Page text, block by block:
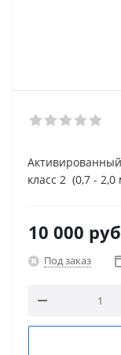
класс 2 (0,7 -
10 000
Под заказ